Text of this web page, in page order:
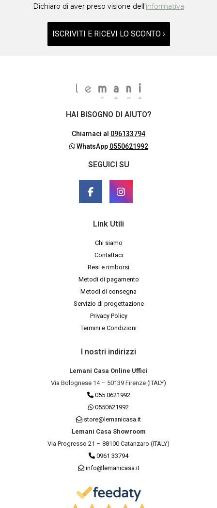
Dichiaro di aver preso visione dell'informativa
ISCRIVITI E RICEVI LO SCONTO ›
HAI BISOGNO DI AIUTO?
Chiamaci al 096133794
WhatsApp 0550621992
SEGUICI SU
Link Utili
Chi siamo
Contattaci
Resi e rimborsi
Metodi di pagamento
Metodi di consegna
Servizio di progettazione
Privacy Policy
Termini e Condizioni
I nostri indirizzi
Lemani Casa Online Uffici
Via Bolognese 14 – 50139 Firenze (ITALY)
055 0621992
0550621992
store@lemanicasa.it
Lemani Casa Showroom
Via Progresso 21 – 88100 Catanzaro (ITALY)
0961 33794
info@lemanicasa.it